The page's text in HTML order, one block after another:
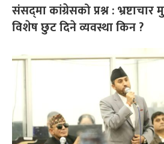
संसद्‌मा कांग्रेसको प्रश्न : भ्रष्टाचार
विशेष छुट दिने व्यवस्था किन ?